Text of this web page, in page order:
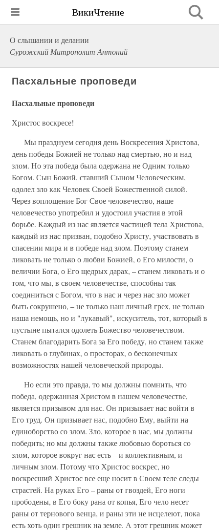
ВикиЧтение
О слышании и делании
Сурожский Митрополит Антоний
Пасхальные проповеди
Пасхальные проповеди
Христос воскресе!
Мы празднуем сегодня день Воскресения Христова,
день победы Божией не только над смертью, но и над
злом. Но эта победа была одержана не Одним только
Богом. Сын Божий, ставший Сыном Человеческим,
одолел зло как Человек Своей Божественной силой.
Через воплощение Бог Свое человечество, наше
человечество употребил и удостоил участия в этой
борьбе. Каждый из нас является частицей тела Христова,
каждый из нас призван, подобно Христу, участвовать в
спасении мира и в победе над злом. Поэтому станем
ликовать не только о любви Божией, о Его милости, о
величии Бога, о Его щедрых дарах, – станем ликовать и о
том, что мы, в своем человечестве, способны так
соединиться с Богом, что в нас и через нас зло может
быть сокрушено, – не только наш личный грех, не только
наша немощь, но и "лукавый", искуситель, тот, который в
пустыне пытался одолеть Божество человечеством.
Станем благодарить Бога за Его победу, но станем также
ликовать о глубинах, о просторах, о бесконечных
возможностях нашей человеческой природы.
Но если это правда, то мы должны помнить, что
победа, одержанная Христом в нашем человечестве,
является призывом для нас. Он призывает нас войти в
Его труд. Он призывает нас, подобно Ему, выйти на
единоборство со злом. Зло, которое в нас, мы должны
победить; но мы должны также любовью бороться со
злом, которое вокруг нас есть – и коллективным, и
личным злом. Потому что Христос воскрес, но
воскресший Христос все еще носит в Своем теле следы
страстей. На руках Его – раны от гвоздей, Его ноги
прободены, в Его боку рана от копья, Его чело несет
раны от тернового венца, и раны эти не исцелеют, пока
есть хоть один грешник на земле. А этот грешник может